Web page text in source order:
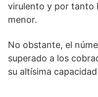
virulento y por tanto
menor.
No obstante, el
superado a los
su altísima